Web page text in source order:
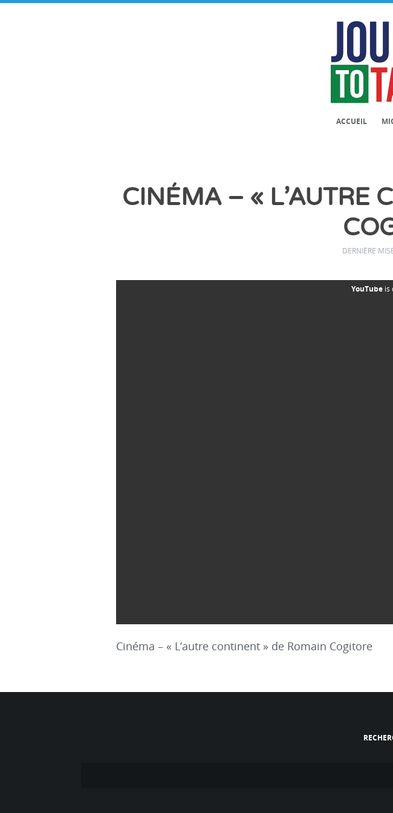
ACCUEIL
CINÉMA – « L’AUTRE
DERNIÈRE
YouTubeis
Cinéma – « L’autre continent » de Romain Cogitore